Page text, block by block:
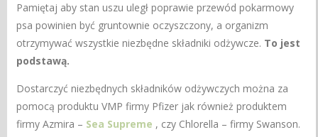
Pamiętaj aby stan uszu uległ poprawie przewód pokarmowy
psa powinien być gruntownie oczyszczony, a organizm
otrzymywać wszystkie niezbędne składniki odżywcze. To jest
podstawą.
Dostarczyć niezbędnych składników odżywczych można za
pomocą produktu VMP firmy Pfizer jak również produktem
firmy Azmira – Sea Supreme , czy Chlorella – firmy Swanson.